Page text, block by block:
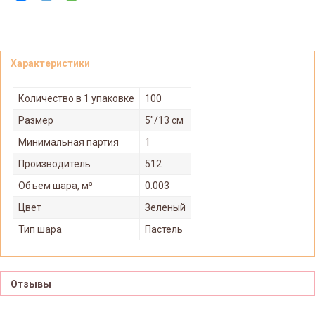
Характеристики
Количество в 1 упаковке
100
Размер
5"/13 см
Минимальная партия
1
Производитель
512
Объем шара, м³
0.003
Цвет
Зеленый
Тип шара
Пастель
Отзывы